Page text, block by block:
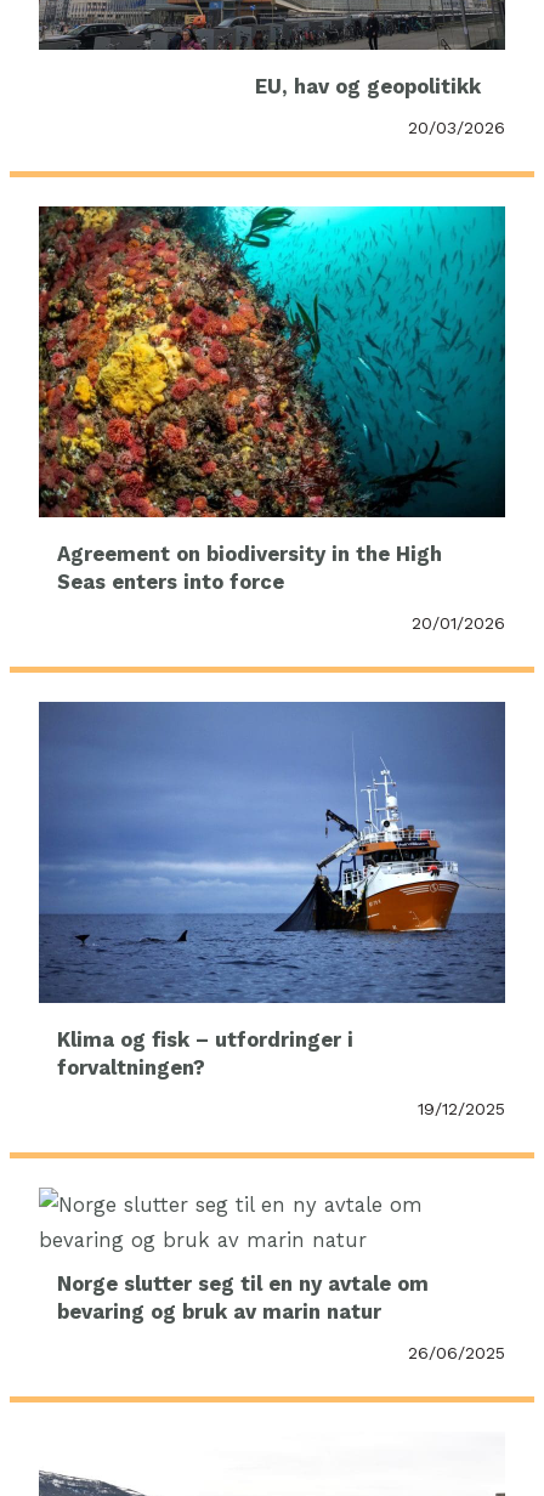
EU, hav og geopolitikk
20/03/2026
Agreement on biodiversity in the High
Seas enters into force
20/01/2026
Klima og fisk – utfordringer i
forvaltningen?
19/12/2025
Norge slutter seg til en ny avtale om
bevaring og bruk av marin natur
26/06/2025